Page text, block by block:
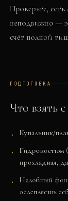
Проверьте,
неподвижно —
счёт полной
ПОДГОТОВКА
Что взять
Купальник/
Гидрокостюм
прохладная,
Налобный
ослепляешь